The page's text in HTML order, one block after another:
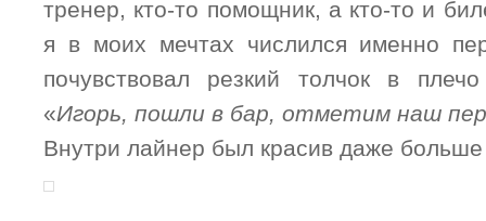
тренер, кто-то помощник, а кто-то и
я в моих мечтах числился именно
почувствовал резкий толчок в
«Игорь, пошли в бар, отметим наш
Внутри лайнер был красив даже